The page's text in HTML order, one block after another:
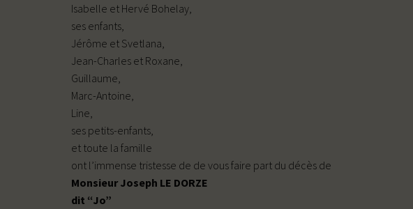
Isabelle et Hervé Bohelay,
ses enfants,
Jérôme et Svetlana,
Jean-Charles et Roxane,
Guillaume,
Marc-Antoine,
Line,
ses petits-enfants,
et toute la famille
ont l’immense tristesse de de vous faire part du décès de
Monsieur Joseph LE DORZE
dit “Jo”